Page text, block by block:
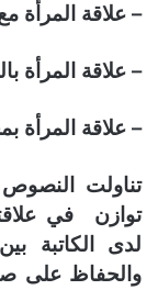
– علاقة المرأة
– علاقة المرأة
– علاقة المرأة
تناولت
توازن في
لدى الكاتبة
والحفاظ على